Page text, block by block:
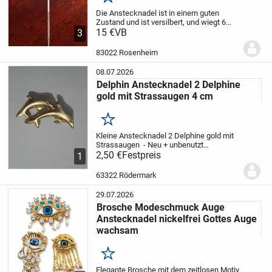
3
Die Anstecknadel ist in einem guten
Zustand und ist versilbert, und wiegt 6
Gramm. Nur Barzahlung bei Abholung, und
15 €VB
83022 Rosenheim
1
08.07.2026
Delphin Anstecknadel 2 Delphine
gold mit Strassaugen 4 cm
Merken
Kleine Anstecknadel 2 Delphine gold mit
Strassaugen - Neu + unbenutzt
KunststoffVersand 2,00
Sie auch auf meine anderen Angebote
2,50 €Festpreis
63322 Rödermark
29.07.2026
Brosche Modeschmuck Auge
Anstecknadel nickelfrei Gottes Auge
wachsam
Merken
Elegante Brosche mit dem zeitlosen Motiv